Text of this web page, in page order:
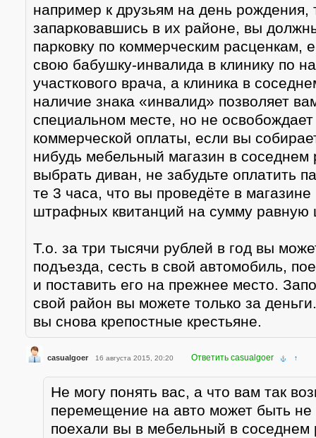
например к друзьям на день рождения,
запарковавшись в их районе, вы
парковку по коммерческим расценкам,
свою бабушку-инвалида в клинику по
участкового врача, а клиника в
наличие знака «инвалид» позволяет
специальном месте, но не освобождает
коммерческой оплаты, если вы
нибудь мебельный магазин в соседнем
выбрать диван, не забудьте оплатить
те 3 часа, что вы проведёте в
штрафных квитанций на сумму равную
Т.о. за три тысячи рублей в год вы
подъезда, сесть в свой автомобиль,
и поставить его на прежнее место.
свой район вы можете только за
вы снова крепостные крестьяне.
casualgoer 16 августа 2015, 20:20 Ответить casualgoer ↑
Не могу понять вас, а что вам так
перемещение на авто может быть
поехали вы в мебельный в соседнем